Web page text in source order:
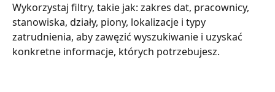
Wykorzystaj filtry, takie jak: zakres dat, pracownicy,
stanowiska, działy, piony, lokalizacje i typy
zatrudnienia, aby zawęzić wyszukiwanie i uzyskać
konkretne informacje, których potrzebujesz.